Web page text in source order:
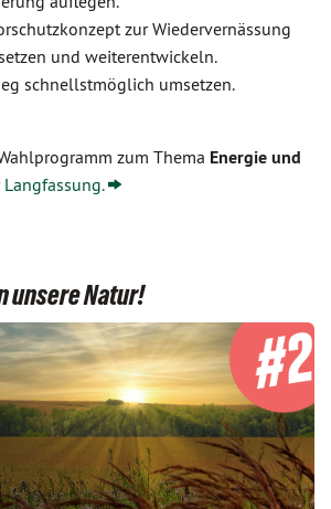
zur Wiedervernässung
und weiterentwickeln.
schnellstmöglich umsetzen.
zum Thema Energie und
Langfassung.
unsere Natur!